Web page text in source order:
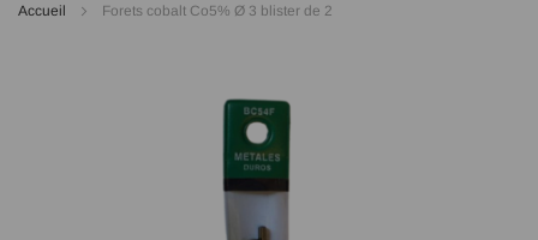
Accueil Forets cobalt Co5% Ø 3 blister de 2